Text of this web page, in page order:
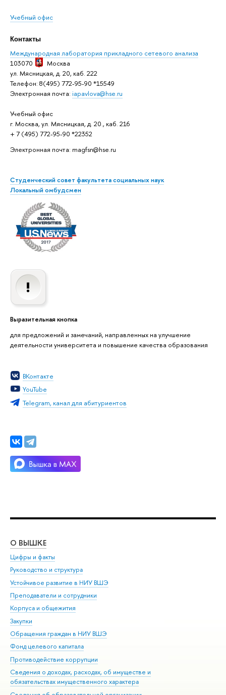
Учебный офис
Контакты
Международная лаборатория прикладного сетевого анализа
103070
Москва
ул. Мясницкая, д. 20, каб. 222
Телефон: 8(495) 772-95-90 *15549
Электронная почта: iapavlova@hse.ru
Учебный офис
г. Москва, ул. Мясницкая, д. 20., каб. 216
+ 7 (495) 772-95-90 *22352
Электронная почта: magfsn@hse.ru
Студенческий совет факультета социальных наук
Локальный омбудсмен
Выразительная кнопка
для предложений и замечаний, направленных на улучшение
деятельности университета и повышение качества образования
ВКонтакте
YouTube
Telegram, канал для абитуриентов
О ВЫШКЕ
Цифры и факты
Руководство и структура
Устойчивое развитие в НИУ ВШЭ
Преподаватели и сотрудники
Корпуса и общежития
Закупки
Обращения граждан в НИУ ВШЭ
Фонд целевого капитала
Противодействие коррупции
Сведения о доходах, расходах, об имуществе и
обязательствах имущественного характера